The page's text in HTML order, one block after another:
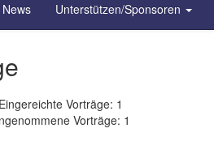
News Unterstützen/Sponsoren
Eingereichte Vorträge: 1
Vorträge: 1